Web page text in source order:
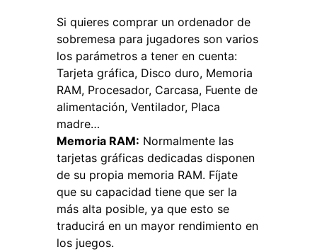
Si quieres comprar un ordenador de
sobremesa para jugadores son varios
los parámetros a tener en cuenta:
Tarjeta gráfica, Disco duro, Memoria
RAM, Procesador, Carcasa, Fuente de
alimentación, Ventilador, Placa
madre…
Memoria RAM: Normalmente las
tarjetas gráficas dedicadas disponen
de su propia memoria RAM. Fíjate
que su capacidad tiene que ser la
más alta posible, ya que esto se
traducirá en un mayor rendimiento en
los juegos.